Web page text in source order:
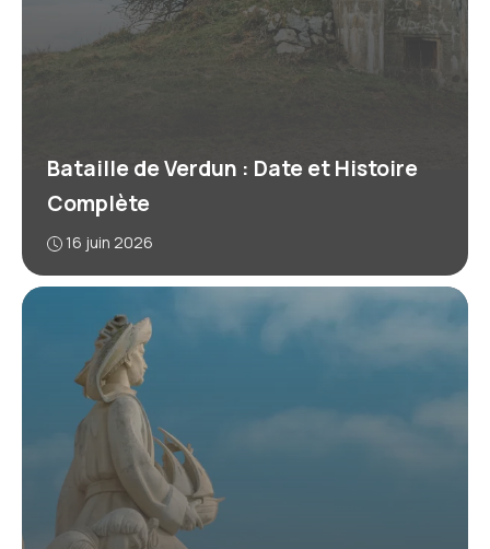
Bataille de Verdun : Date et Histoire
Complète
16 juin 2026